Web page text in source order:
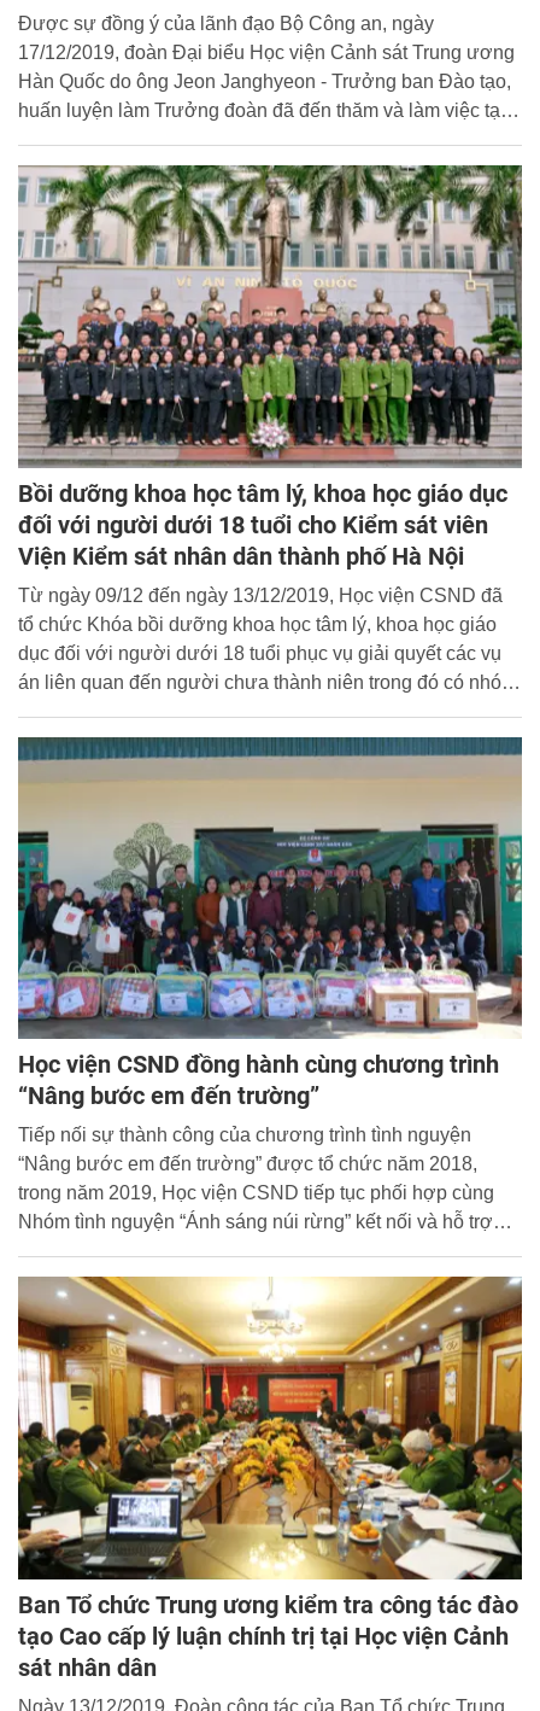
Được sự đồng ý của lãnh đạo Bộ Công an, ngày
17/12/2019, đoàn Đại biểu Học viện Cảnh sát Trung ương
Hàn Quốc do ông Jeon Janghyeon - Trưởng ban Đào tạo,
huấn luyện làm Trưởng đoàn đã đến thăm và làm việc tại
Bồi dưỡng khoa học tâm lý, khoa học giáo dục
đối với người dưới 18 tuổi cho Kiểm sát viên
Viện Kiểm sát nhân dân thành phố Hà Nội
Từ ngày 09/12 đến ngày 13/12/2019, Học viện CSND đã
tổ chức Khóa bồi dưỡng khoa học tâm lý, khoa học giáo
dục đối với người dưới 18 tuổi phục vụ giải quyết các vụ
án liên quan đến người chưa thành niên trong đó có nhóm
viên Viện Kiểm sát nhân dân hai cấp thành phố Hà Nội
Học viện CSND đồng hành cùng chương trình
“Nâng bước em đến trường”
Tiếp nối sự thành công của chương trình tình nguyện
“Nâng bước em đến trường” được tổ chức năm 2018,
trong năm 2019, Học viện CSND tiếp tục phối hợp cùng
Nhóm tình nguyện “Ánh sáng núi rừng” kết nối và hỗ trợ
khăn của tỉnh Điện Biên và trao tặng 01 bộ "Năng lượng
xanh" cùng 150 suất quà là chăn, áo ấm, đồ dùng học tập,
bánh kẹo cho 150 em học sinh với tổng giá trị hơn 600
triệu đồng.
Ban Tổ chức Trung ương kiểm tra công tác đào
tạo Cao cấp lý luận chính trị tại Học viện Cảnh
sát nhân dân